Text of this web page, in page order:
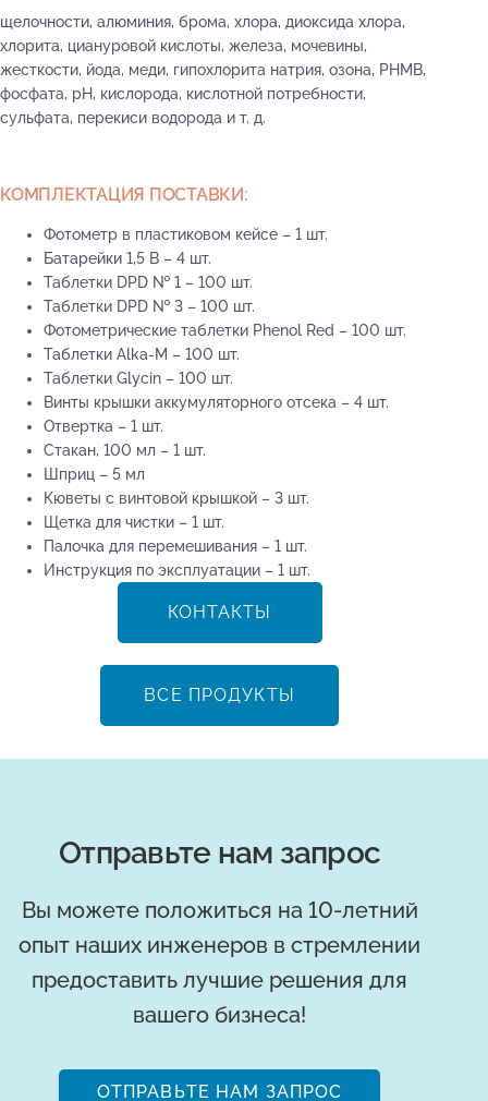
щелочности, алюминия, брома, хлора, диоксида хлора,
хлорита, циануровой кислоты, железа, мочевины,
жесткости, йода, меди, гипохлорита натрия, озона, РНМВ,
фосфата, pH, кислорода, кислотной потребности,
сульфата, перекиси водорода и т. д.
КОМПЛЕКТАЦИЯ ПОСТАВКИ:
Фотометр в пластиковом кейсе – 1 шт.
Батарейки 1,5 В – 4 шт.
Таблетки DPD № 1 – 100 шт.
Таблетки DPD № 3 – 100 шт.
Фотометрические таблетки Phenol Red – 100 шт.
Таблетки Alka-M – 100 шт.
Таблетки Glycin – 100 шт.
Винты крышки аккумуляторного отсека – 4 шт.
Отвертка – 1 шт.
Стакан, 100 мл – 1 шт.
Шприц – 5 мл
Кюветы с винтовой крышкой – 3 шт.
Щетка для чистки – 1 шт.
Палочка для перемешивания – 1 шт.
Инструкция по эксплуатации – 1 шт.
КОНТАКТЫ
ВСЕ ПРОДУКТЫ
Отправьте нам запрос
Вы можете положиться на 10-летний
опыт наших инженеров в стремлении
предоставить лучшие решения для
вашего бизнеса!
ОТПРАВЬТЕ НАМ ЗАПРОС